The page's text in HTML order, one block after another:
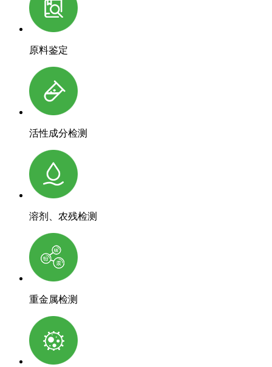
原料鉴定
活性成分检测
溶剂、农残检测
重金属检测